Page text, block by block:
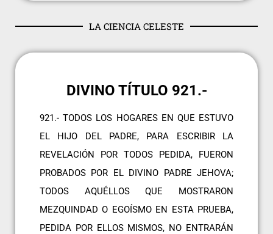
LA CIENCIA CELESTE
DIVINO TÍTULO 921.-
921.- TODOS LOS HOGARES EN QUE ESTUVO
EL HIJO DEL PADRE, PARA ESCRIBIR LA
REVELACIÓN POR TODOS PEDIDA, FUERON
PROBADOS POR EL DIVINO PADRE JEHOVA;
TODOS AQUÉLLOS QUE MOSTRARON
MEZQUINDAD O EGOÍSMO EN ESTA PRUEBA,
PEDIDA POR ELLOS MISMOS, NO ENTRARÁN